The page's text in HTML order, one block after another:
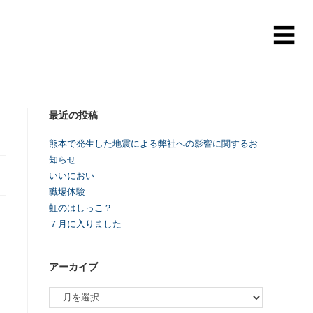
最近の投稿
熊本で発生した地震による弊社への影響に関するお
知らせ
いいにおい
職場体験
虹のはしっこ？
７月に入りました
アーカイブ